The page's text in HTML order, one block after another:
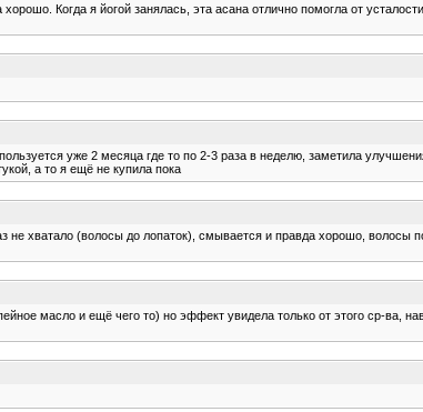
Когда я йогой занялась, эта асана отлично помогла от
уже 2 месяца где то по 2-3 раза в неделю, заметила
а то я ещё не купила пока
хватало (волосы до лопаток), смывается и правда хорошо, волосы
масло и ещё чего то) но эффект увидела только от этого ср-ва,